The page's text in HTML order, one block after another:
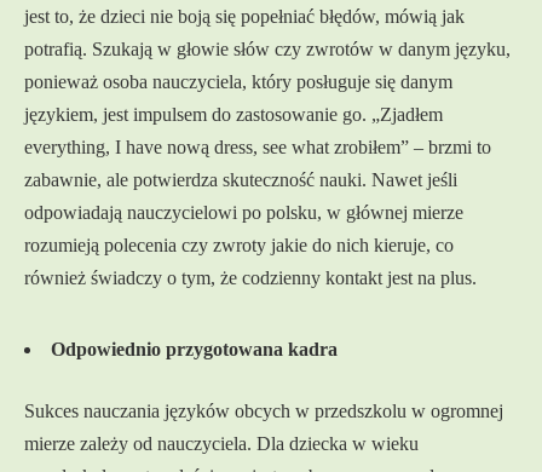
jest to, że dzieci nie boją się popełniać błędów, mówią jak
potrafią. Szukają w głowie słów czy zwrotów w danym języku,
ponieważ osoba nauczyciela, który posługuje się danym
językiem, jest impulsem do zastosowanie go. „Zjadłem
everything, I have nową dress, see what zrobiłem” – brzmi to
zabawnie, ale potwierdza skuteczność nauki. Nawet jeśli
odpowiadają nauczycielowi po polsku, w głównej mierze
rozumieją polecenia czy zwroty jakie do nich kieruje, co
również świadczy o tym, że codzienny kontakt jest na plus.
Odpowiednio przygotowana kadra
Sukces nauczania języków obcych w przedszkolu w ogromnej
mierze zależy od nauczyciela. Dla dziecka w wieku